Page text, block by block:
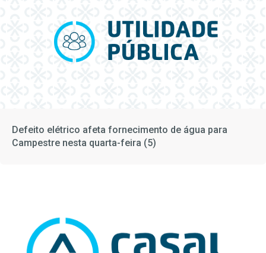
Defeito elétrico afeta fornecimento de água para
Campestre nesta quarta-feira (5)